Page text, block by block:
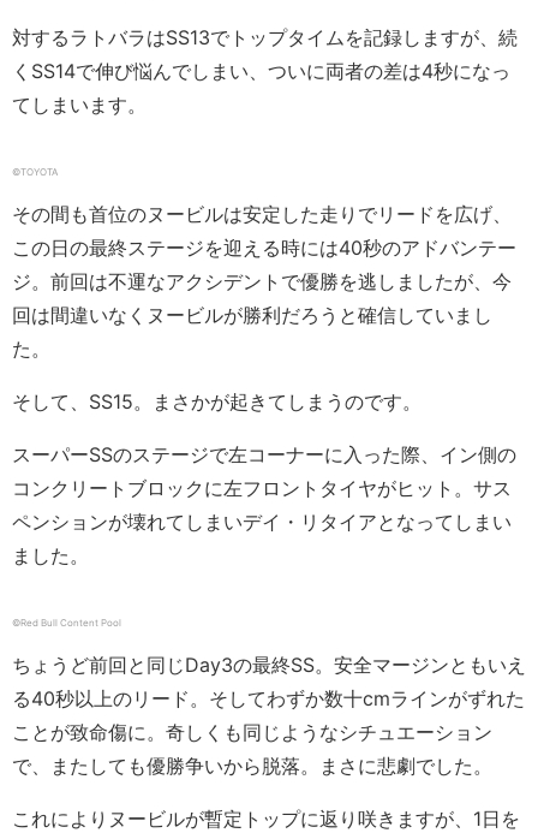
対するラトバラはSS13でトップタイムを記録しますが、続
くSS14で伸び悩んでしまい、ついに両者の差は4秒になっ
てしまいます。
©︎TOYOTA
その間も首位のヌービルは安定した走りでリードを広げ、
この日の最終ステージを迎える時には40秒のアドバンテー
ジ。前回は不運なアクシデントで優勝を逃しましたが、今
回は間違いなくヌービルが勝利だろうと確信していまし
た。
そして、SS15。まさかが起きてしまうのです。
スーパーSSのステージで左コーナーに入った際、イン側の
コンクリートブロックに左フロントタイヤがヒット。サス
ペンションが壊れてしまいデイ・リタイアとなってしまい
ました。
©︎Red Bull Content Pool
ちょうど前回と同じDay3の最終SS。安全マージンともいえ
る40秒以上のリード。そしてわずか数十cmラインがずれた
ことが致命傷に。奇しくも同じようなシチュエーション
で、またしても優勝争いから脱落。まさに悲劇でした。
これによりヌービルが暫定トップに返り咲きますが、1日を